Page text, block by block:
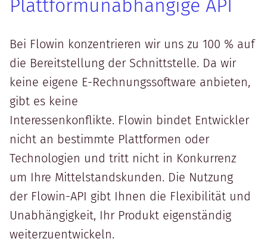
Plattformunabhängige API
Bei Flowin konzentrieren wir uns zu 100 % auf
die Bereitstellung der Schnittstelle. Da wir
keine eigene E-Rechnungssoftware anbieten,
gibt es keine
Interessenkonflikte. Flowin bindet Entwickler
nicht an bestimmte Plattformen oder
Technologien und tritt nicht in Konkurrenz
um Ihre Mittelstandskunden. Die Nutzung
der Flowin-API gibt Ihnen die Flexibilität und
Unabhängigkeit, Ihr Produkt eigenständig
weiterzuentwickeln.